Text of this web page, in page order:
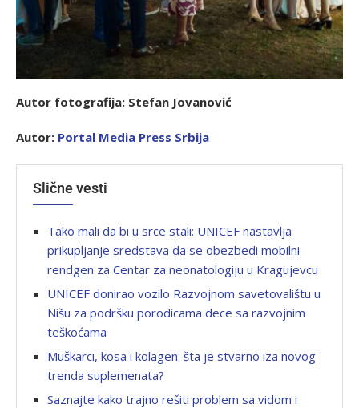
Autor fotografija: Stefan Jovanović
Autor: Portal Media Press Srbija
Slične vesti
Tako mali da bi u srce stali: UNICEF nastavlja
prikupljanje sredstava da se obezbedi mobilni
rendgen za Centar za neonatologiju u Kragujevcu
UNICEF donirao vozilo Razvojnom savetovalištu u
Nišu za podršku porodicama dece sa razvojnim
teškoćama
Muškarci, kosa i kolagen: šta je stvarno iza novog
trenda suplemenata?
Saznajte kako trajno rešiti problem sa vidom i